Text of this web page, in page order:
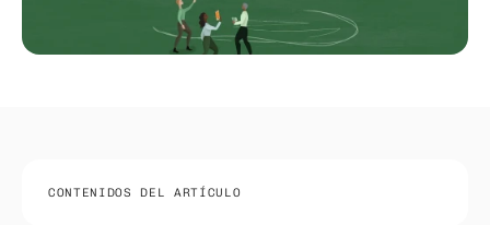
CONTENIDOS DEL ARTÍCULO